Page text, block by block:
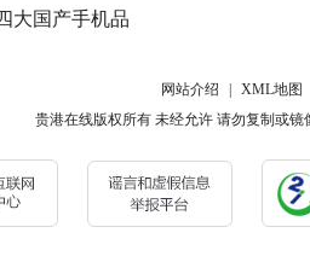
大国产手机品
网站介绍 XML地图
贵港在线版权所有 未经允许 请勿复制或镜